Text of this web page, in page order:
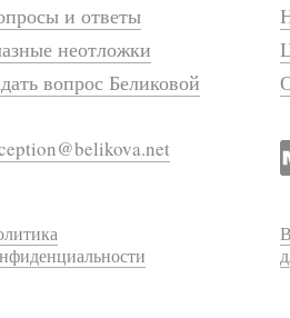
и ответы
неотложки
вопрос Беликовой